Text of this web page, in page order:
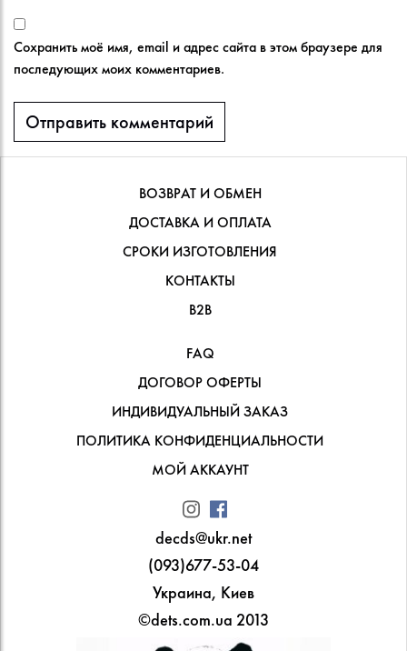
Сохранить моё имя, email и адрес сайта в этом браузере для
последующих моих комментариев.
ВОЗВРАТ И ОБМЕН
ДОСТАВКА И ОПЛАТА
СРОКИ ИЗГОТОВЛЕНИЯ
КОНТАКТЫ
В2В
FAQ
ДОГОВОР ОФЕРТЫ
ИНДИВИДУАЛЬНЫЙ ЗАКАЗ
ПОЛИТИКА КОНФИДЕНЦИАЛЬНОСТИ
МОЙ АККАУНТ
decds@ukr.net
(093)677-53-04
Украина, Киев
©dets.com.ua 2013